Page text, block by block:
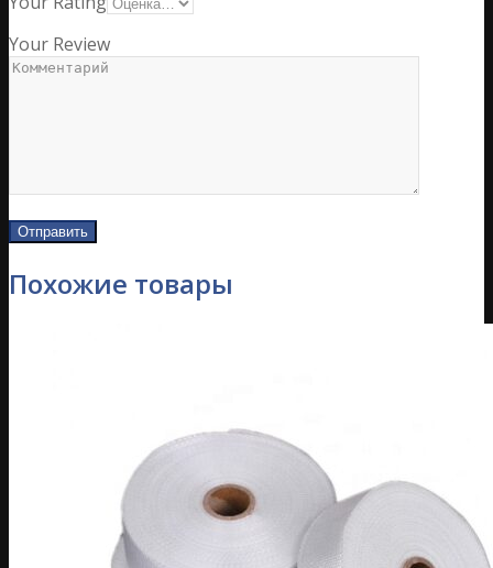
Your Review
Похожие товары